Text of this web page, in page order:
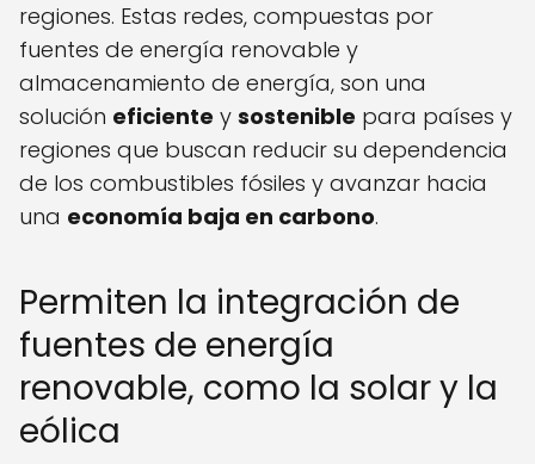
regiones. Estas redes, compuestas por
fuentes de energía renovable y
almacenamiento de energía, son una
solución eficiente y sostenible para países y
regiones que buscan reducir su dependencia
de los combustibles fósiles y avanzar hacia
una economía baja en carbono.
Permiten la integración de
fuentes de energía
renovable, como la solar y la
eólica